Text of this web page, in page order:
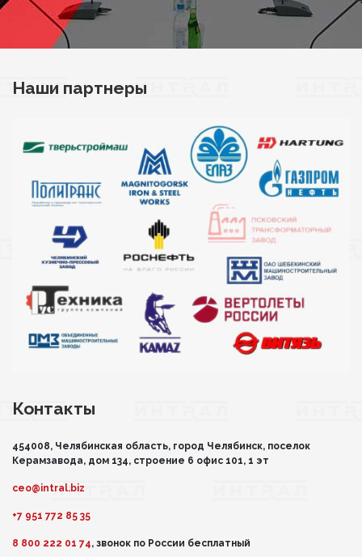
Наши партнеры
Контакты
454008, Челябинская область, город Челябинск, поселок
Керамзавода, дом 134, строение 6 офис 101, 1 эт
ceo@intral.biz
+7 951 772 85 35
8 800 222 01 74, звонок по России бесплатный